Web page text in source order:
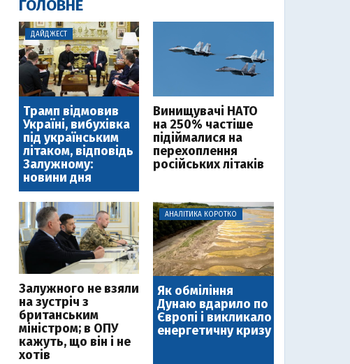
ГОЛОВНЕ
ДАЙДЖЕСТ
Трамп відмовив
Україні, вибухівка
під українським
літаком, відповідь
Залужному:
новини дня
Винищувачі НАТО
на 250% частіше
підіймалися на
перехоплення
російських літаків
Залужного не взяли
на зустріч з
британським
міністром; в ОПУ
кажуть, що він і не
хотів
АНАЛІТИКА КОРОТКО
Як обміління
Дунаю вдарило по
Європі і викликало
енергетичну кризу